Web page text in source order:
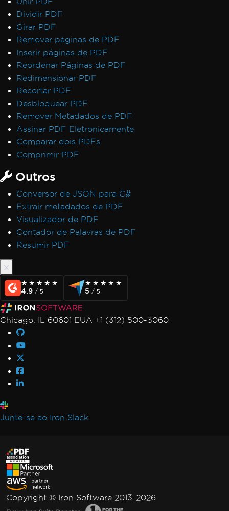
Dividir PDF
Girar PDF
Remover páginas de PDF
Inserir páginas de PDF
Reordenar Páginas de PDF
Redimensionar PDF
Recortar PDF
Desbloquear PDF
Remover Metadados de PDF
Assinar PDF Eletronicamente
Comparar dois PDFs
Comprimir PDF
Outros
Conversor de JSON para C#
Extrair metadados de PDF
Visualizador de PDF
Contador de Palavras de PDF
Resumir PDF
★★★★★
★★★★★
4.9 / 5
★★★★★
★★★★★
5 / 5
Chicago, IL 60601 EUA +1 (312) 500-3060
Junte-se ao Iron Slack
Copyright © Iron Software 2013-2026